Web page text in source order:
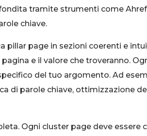
tramite strumenti come
chiave.
page in sezioni coerenti e
e il valore che troveranno.
del tuo argomento. Ad
di parole chiave, ottimizzazione
Ogni cluster page deve essere